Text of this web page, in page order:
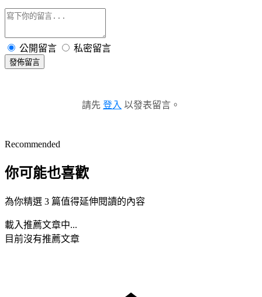
公開留言 私密留言
發佈留言
請先 登入 以發表留言。
Recommended
你可能也喜歡
為你精選 3 篇值得延伸閱讀的內容
載入推薦文章中...
目前沒有推薦文章